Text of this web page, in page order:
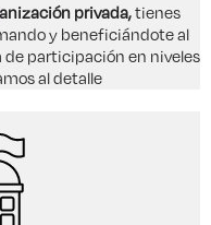
privada,tienes
y beneficiándote al
participación en niveles
al detalle